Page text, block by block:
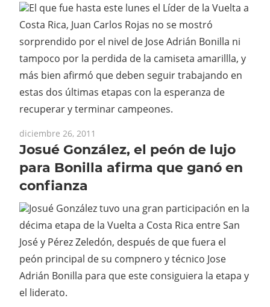
El que fue hasta este lunes el Líder de la Vuelta a
Costa Rica, Juan Carlos Rojas no se mostró
sorprendido por el nivel de Jose Adrián Bonilla ni
tampoco por la perdida de la camiseta amarillla, y
más bien afirmó que deben seguir trabajando en
estas dos últimas etapas con la esperanza de
recuperar y terminar campeones.
diciembre 26, 2011
Josué González, el peón de lujo
para Bonilla afirma que ganó en
confianza
Josué González tuvo una gran participación en la
décima etapa de la Vuelta a Costa Rica entre San
José y Pérez Zeledón, después de que fuera el
peón principal de su compnero y técnico Jose
Adrián Bonilla para que este consiguiera la etapa y
el liderato.